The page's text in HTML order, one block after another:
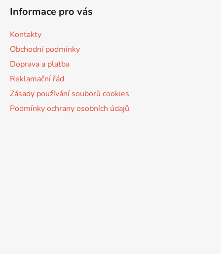
Informace pro vás
Kontakty
Obchodní podmínky
Doprava a platba
Reklamační řád
Zásady používání souborů cookies
Podmínky ochrany osobních údajů